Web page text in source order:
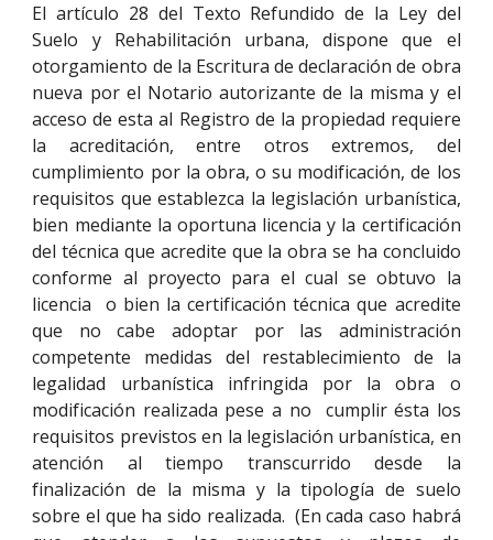
El artículo 28 del Texto Refundido de la Ley del
Suelo y Rehabilitación urbana, dispone que el
otorgamiento de la Escritura de declaración de obra
nueva por el Notario autorizante de la misma y el
acceso de esta al Registro de la propiedad requiere
la acreditación, entre otros extremos, del
cumplimiento por la obra, o su modificación, de los
requisitos que establezca la legislación urbanística,
bien mediante la oportuna licencia y la certificación
del técnica que acredite que la obra se ha concluido
conforme al proyecto para el cual se obtuvo la
licencia o bien la certificación técnica que acredite
que no cabe adoptar por las administración
competente medidas del restablecimiento de la
legalidad urbanística infringida por la obra o
modificación realizada pese a no cumplir ésta los
requisitos previstos en la legislación urbanística, en
atención al tiempo transcurrido desde la
finalización de la misma y la tipología de suelo
sobre el que ha sido realizada. (En cada caso habrá